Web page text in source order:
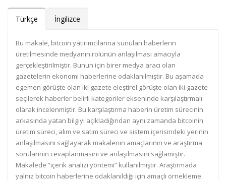
Türkçe İngilizce
Bu makale, bitcoin yatırımcılarına sunulan haberlerin
üretilmesinde medyanın rolünün anlaşılması amacıyla
gerçekleştirilmiştir. Bunun için birer medya aracı olan
gazetelerin ekonomi haberlerine odaklanılmıştır. Bu aşamada
egemen görüşte olan iki gazete eleştirel görüşte olan iki gazete
seçilerek haberler belirli kategoriler ekseninde karşılaştırmalı
olarak incelenmiştir. Bu karşılaştırma haberin üretim sürecinin
arkasında yatan bilgiyi açıkladığından aynı zamanda bitcoinin
üretim süreci, alım ve satım süreci ve sistem içerisindeki yerinin
anlaşılmasını sağlayarak makalenin amaçlarının ve araştırma
sorularının cevaplanmasını ve anlaşılmasını sağlamıştır.
Makalede “içerik analizi yöntemi” kullanılmıştır. Araştırmada
yalnız bitcoin haberlerine odaklanıldığı için amaçlı örnekleme